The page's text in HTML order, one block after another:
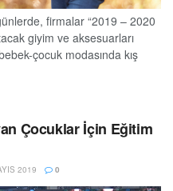
firmalar “2019 – 2020
giyim ve aksesuarları
çocuk modasında kış
ve çocukların hareketli
malzemelerden üretilmiş
çok gerilerde kaldı....
Çocuklar İçin Eğitim
2019 0